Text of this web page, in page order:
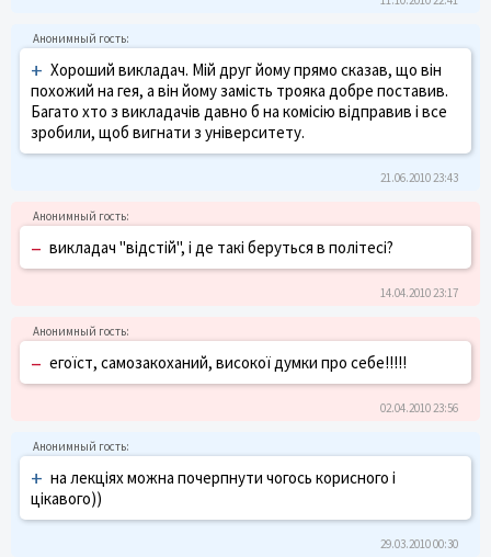
+ Хороший викладач. Мій друг йому прямо сказав, що він
похожий на гея, а він йому замість трояка добре поставив.
Багато хто з викладачів давно б на комісію відправив і все
зробили, щоб вигнати з університету.
21.06.2010 23:43
– викладач "відстій", і де такі беруться в політесі?
14.04.2010 23:17
– егоїст, самозакоханий, високої думки про себе!!!!!
02.04.2010 23:56
+ на лекціях можна почерпнути чогось корисного і
цікавого))
29.03.2010 00:30